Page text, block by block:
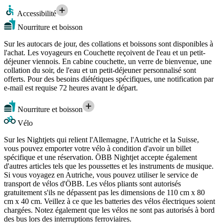
Accessibilité
Nourriture et boisson
Sur les autocars de jour, des collations et boissons sont disponibles à
l'achat. Les voyageurs en Couchette reçoivent de l'eau et un petit-
déjeuner viennois. En cabine couchette, un verre de bienvenue, une
collation du soir, de l'eau et un petit-déjeuner personnalisé sont
offerts. Pour des besoins diététiques spécifiques, une notification par
e-mail est requise 72 heures avant le départ.
Nourriture et boisson
Vélo
Sur les Nightjets qui relient l'Allemagne, l'Autriche et la Suisse,
vous pouvez emporter votre vélo à condition d'avoir un billet
spécifique et une réservation. ÖBB Nightjet accepte également
d'autres articles tels que les poussettes et les instruments de musique.
Si vous voyagez en Autriche, vous pouvez utiliser le service de
transport de vélos d'ÖBB. Les vélos pliants sont autorisés
gratuitement s'ils ne dépassent pas les dimensions de 110 cm x 80
cm x 40 cm. Veillez à ce que les batteries des vélos électriques soient
chargées. Notez également que les vélos ne sont pas autorisés à bord
des bus lors des interruptions ferroviaires.